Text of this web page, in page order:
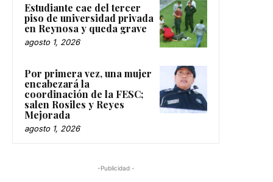
Estudiante cae del tercer
piso de universidad privada
en Reynosa y queda grave
agosto 1, 2026
Por primera vez, una mujer
encabezará la
coordinación de la FESC;
salen Rosiles y Reyes
Mejorada
agosto 1, 2026
-Publicidad -